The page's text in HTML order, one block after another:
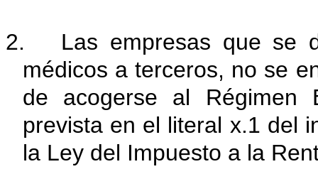
2. Las empresas que se
médicos a terceros, no se
de acogerse al Régimen
prevista en el literal x.1 del
la Ley del Impuesto a la